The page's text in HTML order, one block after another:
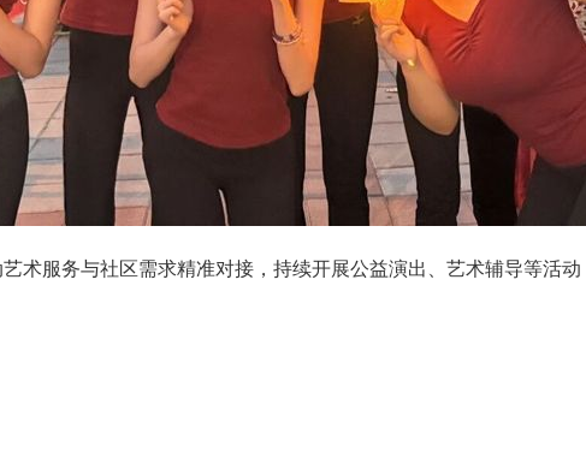
术服务与社区需求精准对接，持续开展公益演出、艺术辅导等活